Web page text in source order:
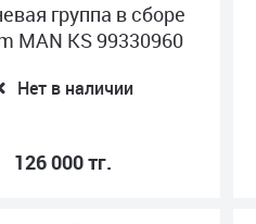
группа в сборе
MAN KS 99330960
Нет в наличии
126 000 тг.